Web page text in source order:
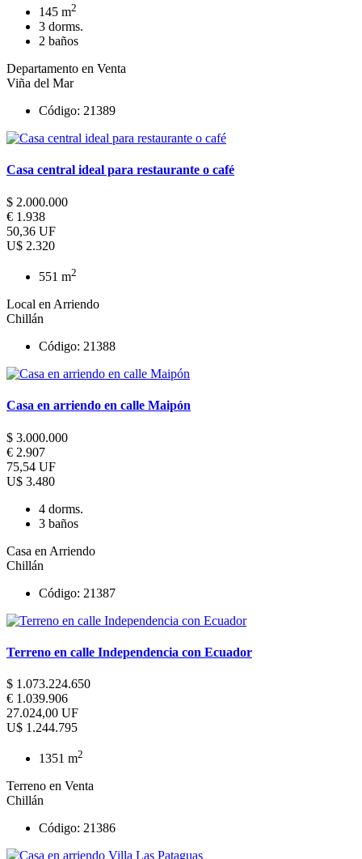
145 m2
3 dorms.
2 baños
Departamento en Venta
Viña del Mar
Código: 21389
Casa central ideal para restaurante o café
$ 2.000.000
€ 1.938
50,36 UF
U$ 2.320
551 m2
Local en Arriendo
Chillán
Código: 21388
Casa en arriendo en calle Maipón
$ 3.000.000
€ 2.907
75,54 UF
U$ 3.480
4 dorms.
3 baños
Casa en Arriendo
Chillán
Código: 21387
Terreno en calle Independencia con Ecuador
$ 1.073.224.650
€ 1.039.906
27.024,00 UF
U$ 1.244.795
1351 m2
Terreno en Venta
Chillán
Código: 21386